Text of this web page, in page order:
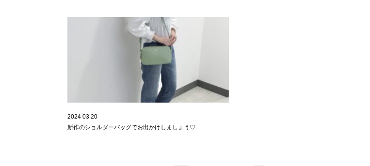
2024 03 20
新作のショルダーバッグでお出かけしましょう♡